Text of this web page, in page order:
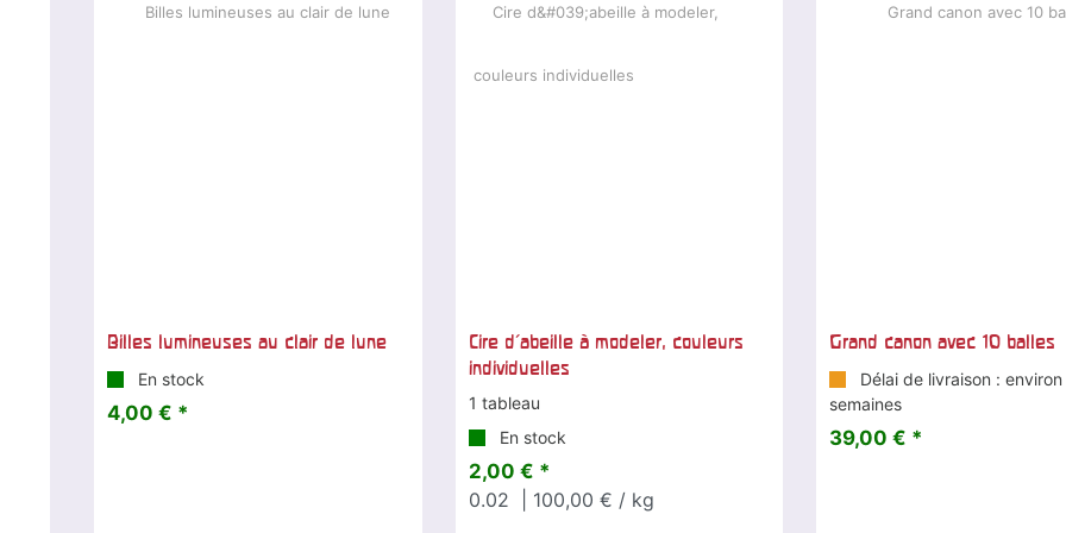
Billes lumineuses au clair de lune
En stock
4,00 € *
Cire d'abeille à modeler, couleurs
individuelles
1 tableau
En stock
2,00 € *
0.02
| 100,00 € / kg
Grand canon avec 10 balles
Délai de livraison :
semaines
39,00 € *